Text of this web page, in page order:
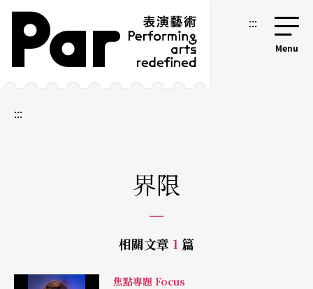
跳到主要內容區塊
網站導覽 :::
:::
界限
相關文章 1 篇
焦點專題 Focus